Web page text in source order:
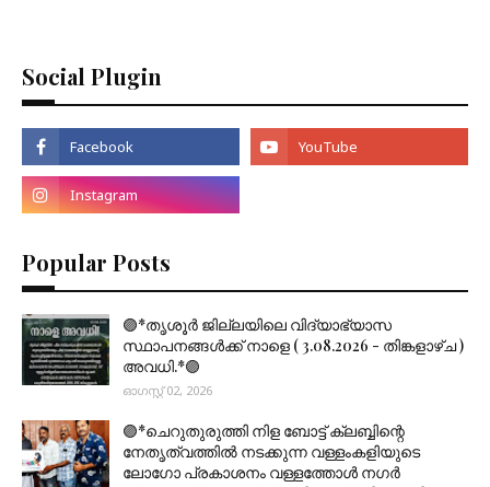
Social Plugin
Popular Posts
🟣*തൃശൂര്‍ ജില്ലയിലെ വിദ്യാഭ്യാസ
സ്ഥാപനങ്ങൾക്ക് നാളെ ( 3.08.2026 - തിങ്കളാഴ്ച )
അവധി.*🟣
ഓഗസ്റ്റ് 02, 2026
🟣*ചെറുതുരുത്തി നിള ബോട്ട് ക്ലബ്ബിന്റെ
നേതൃത്വത്തിൽ നടക്കുന്ന വള്ളംകളിയുടെ
ലോഗോ പ്രകാശനം വള്ളത്തോൾ നഗർ